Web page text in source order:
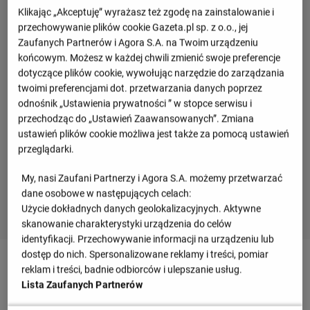
90+ 6'
Krosowe podanie, które wykonał Matias Fernandez-Pardo z
Klikając „Akceptuję” wyrażasz też zgodę na zainstalowanie i
przechowywanie plików cookie Gazeta.pl sp. z o.o., jej
Zaufanych Partnerów i Agora S.A. na Twoim urządzeniu
końcowym. Możesz w każdej chwili zmienić swoje preferencje
dotyczące plików cookie, wywołując narzędzie do zarządzania
twoimi preferencjami dot. przetwarzania danych poprzez
odnośnik „Ustawienia prywatności ” w stopce serwisu i
przechodząc do „Ustawień Zaawansowanych”. Zmiana
ustawień plików cookie możliwa jest także za pomocą ustawień
przeglądarki.
My, nasi Zaufani Partnerzy i Agora S.A. możemy przetwarzać
dane osobowe w następujących celach:
Użycie dokładnych danych geolokalizacyjnych. Aktywne
skanowanie charakterystyki urządzenia do celów
identyfikacji. Przechowywanie informacji na urządzeniu lub
dostęp do nich. Spersonalizowane reklamy i treści, pomiar
reklam i treści, badnie odbiorców i ulepszanie usług.
Lista Zaufanych Partnerów